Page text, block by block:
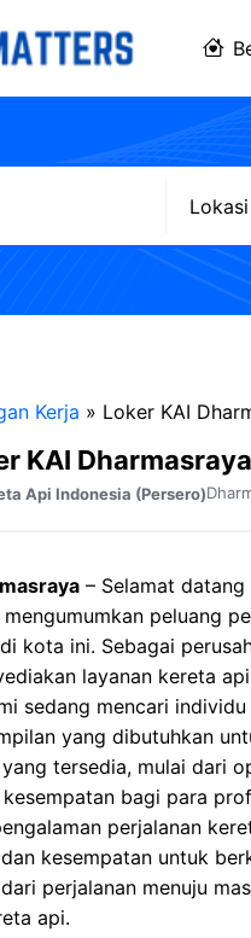
Kerja » Loker KAI
KAI Dharmasraya
Api Indonesia (Persero)
– Selamat
peluang
kota ini. Sebagai
layanan kereta
sedang mencari
yang dibutuhkan
tersedia, mulai dari
bagi para
perjalanan
kesempatan untuk
perjalanan menuju
api.